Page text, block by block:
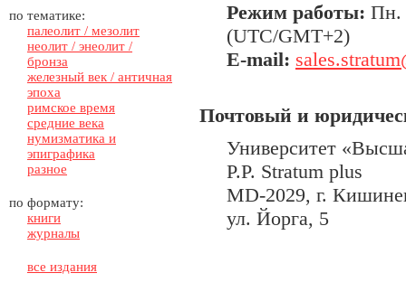
по тематике:
палеолит / мезолит
неолит / энеолит /
бронза
железный век / античная
эпоха
римское время
средние века
нумизматика и
эпиграфика
разное
по формату:
книги
журналы
все издания
Режим работы: Пн.
(UTC/GMT+2)
E-mail:
Почтовый и
Университет
P.P. Stratum plus
MD-2029, г.
ул. Йорга, 5